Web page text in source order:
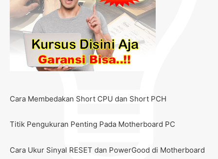
Cara Membedakan Short CPU dan Short PCH
Titik Pengukuran Penting Pada Motherboard PC
Cara Ukur Sinyal RESET dan PowerGood di Motherboard